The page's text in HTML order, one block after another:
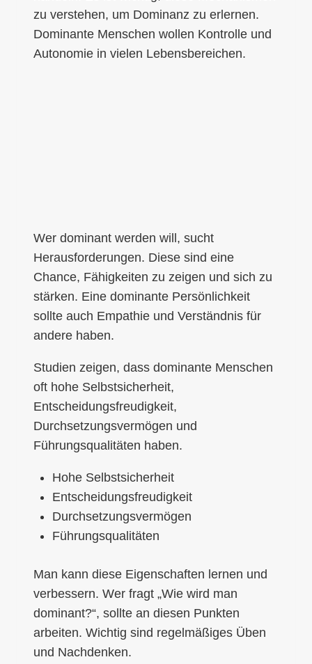
zu verstehen, um Dominanz zu erlernen.
Dominante Menschen wollen Kontrolle und
Autonomie in vielen Lebensbereichen.
Wer dominant werden will, sucht
Herausforderungen. Diese sind eine
Chance, Fähigkeiten zu zeigen und sich zu
stärken. Eine dominante Persönlichkeit
sollte auch Empathie und Verständnis für
andere haben.
Studien zeigen, dass dominante Menschen
oft hohe Selbstsicherheit,
Entscheidungsfreudigkeit,
Durchsetzungsvermögen und
Führungsqualitäten haben.
Hohe Selbstsicherheit
Entscheidungsfreudigkeit
Durchsetzungsvermögen
Führungsqualitäten
Man kann diese Eigenschaften lernen und
verbessern. Wer fragt „Wie wird man
dominant?“, sollte an diesen Punkten
arbeiten. Wichtig sind regelmäßiges Üben
und Nachdenken.